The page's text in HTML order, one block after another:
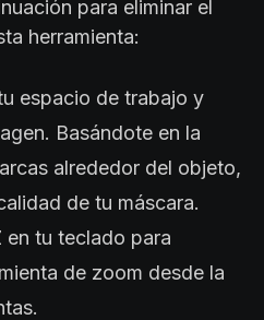
para eliminar el
herramienta:
espacio de trabajo y
Basándote en la
alrededor del objeto,
de tu máscara.
en tu teclado para
de zoom desde la